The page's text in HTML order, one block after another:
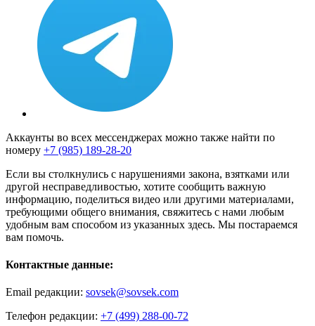
Аккаунты во всех мессенджерах можно также найти по
номеру +7 (985) 189-28-20
Если вы столкнулись с нарушениями закона, взятками или
другой несправедливостью, хотите сообщить важную
информацию, поделиться видео или другими материалами,
требующими общего внимания, свяжитесь с нами любым
удобным вам способом из указанных здесь. Мы постараемся
вам помочь.
Контактные данные:
Email редакции: sovsek@sovsek.com
Телефон редакции: +7 (499) 288-00-72